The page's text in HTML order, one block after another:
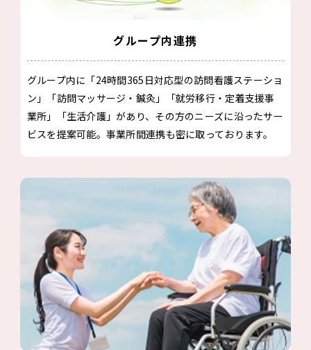
グループ内連携
グループ内に「24時間365日対応型の訪問看護ステーショ
ン」「訪問マッサージ・鍼灸」「就労移行・定着支援事
業所」「生活介護」があり、その方のニーズに沿ったサー
ビスを提案可能。事業所間連携も密に取っております。